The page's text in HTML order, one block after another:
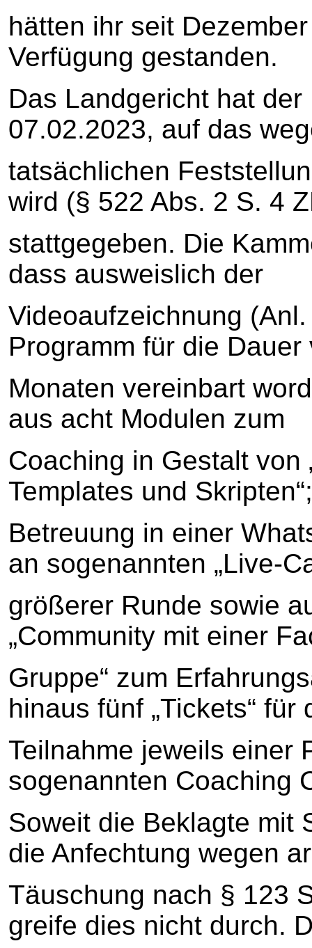
hätten ihr seit
Verfügung gestanden.
Das Landgericht hat
07.02.2023, auf das
tatsächlichen
wird (§ 522 Abs. 2 S. 4
stattgegeben. Die
dass ausweislich der
Videoaufzeichnung
Programm für die Dauer
Monaten vereinbart
aus acht Modulen zum
Coaching in Gestalt von
Templates und
Betreuung in einer
an sogenannten „Live-
größerer Runde sowie
„Community mit einer
Gruppe“ zum
hinaus fünf „Tickets“ für
Teilnahme jeweils einer
sogenannten Coaching
Soweit die Beklagte mit
die Anfechtung wegen
Täuschung nach § 123
greife dies nicht durch.